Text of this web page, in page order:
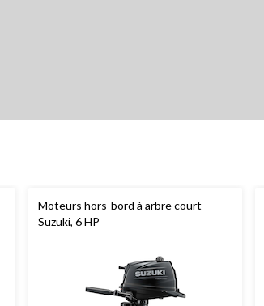
Moteurs hors-bord à arbre court
Suzuki, 6 HP